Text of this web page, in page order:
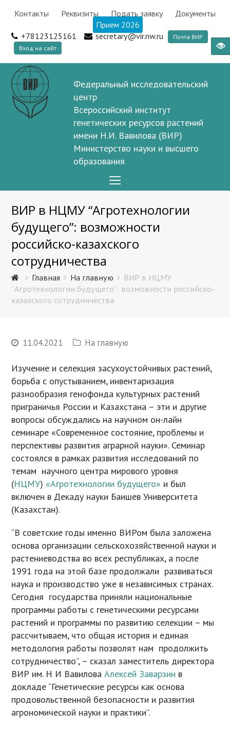
Контакты Реквизиты Подать заявку
Документы
Прием 2026
+78123125161
secretary@vir.nw.ru
Почта ВИР
Вход на сайт
Федеральный исследовательский
центр
Всероссийский институт
генетических ресурсов растений
имени Н.И. Вавилова (ВИР)
Министерство науки и высшего
образования
Menu
ВИР в НЦМУ “Агротехнологии
будущего”: возможности
российско-казахского
сотрудничества
Главная На главную
ВИР в НЦМУ
“Агротехнологии будущего”: возможности российско-
казахского сотрудничества
11.04.2021 На главную
Изучение и селекция засухоустойчивых растений,
борьба с опустыванием, инвентаризация
разнообразия генофонда культурных растений
приграничья России и Казахстана – эти и другие
вопросы обсуждались на научном он-лайн
семинаре «Современное состояние, проблемы и
перспективы развития аграрной науки». Семинар
состоялся в рамках развития исследований по
темам научного центра мирового уровня
(НЦМУ)«Агротехнологии будущего» и был
включен в Декаду науки Баишев Университета
(Казахстан).
“В советские годы именно ВИРом была заложена
основа организации сельскохозяйственной науки и
растениеводства во всех республиках, а после
1991 года на этой базе продолжали развиваться
наука и производство уже в независимых странах.
Сегодня государства приняли национальные
программы работы с генетическими ресурсами
растений и программы по развитию селекции – мы
рассчитываем, что общая история и единая
методология работы позволят нам продолжить
сотрудничество”, – сказал заместитель директора
ВИР им. Н И ВавиловаАлексей Заварзин в
докладе “Генетические ресурсы как основа
продовольственной безопасности и развития
агрономической науки и практики”.